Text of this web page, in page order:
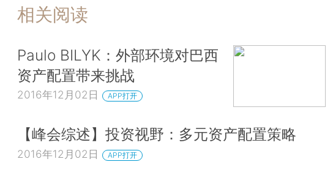
相关阅读
Paulo BILYK：外部环境对巴西
资产配置带来挑战
2016年12月02日 APP打开
【峰会综述】投资视野：多元资产配置策略
2016年12月02日 APP打开